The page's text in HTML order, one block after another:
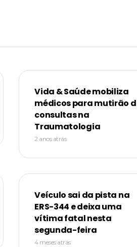
Vida & Saúde mobiliza
médicos para mutirão
consultas na
Traumatologia
2 anos atrás
Veículo sai da pista na
ERS-344 e deixa uma
vítima fatal nesta
segunda-feira
4 meses atrás